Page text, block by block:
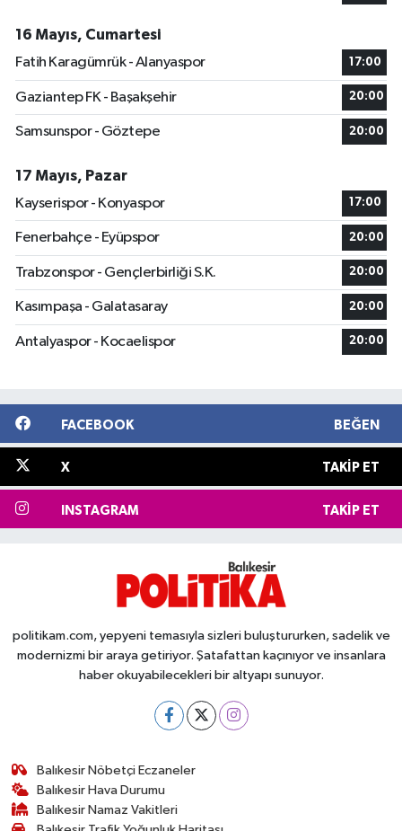
16 Mayıs, Cumartesi
Fatih Karagümrük - Alanyaspor
17:00
Gaziantep FK - Başakşehir 20:00
Samsunspor - Göztepe 20:00
17 Mayıs, Pazar
Kayserispor - Konyaspor
17:00
Fenerbahçe - Eyüpspor 20:00
Trabzonspor - Gençlerbirliği S.K. 20:00
Kasımpaşa - Galatasaray 20:00
Antalyaspor - Kocaelispor 20:00
FACEBOOK BEĞEN
X TAKIP ET
INSTAGRAM TAKIP ET
politikam.com, yepyeni temasıyla sizleri buluştururken, sadelik ve
modernizmi bir araya getiriyor. Şatafattan kaçınıyor ve insanlara
haber okuyabilecekleri bir altyapı sunuyor.
Balıkesir Nöbetçi Eczaneler
Balıkesir Hava Durumu
Balıkesir Namaz Vakitleri